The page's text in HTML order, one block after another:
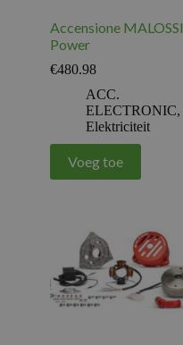
Accensione MALOSSI
Power
€480.98
ACC.
ELECTRONIC,
Elektriciteit
Voeg toe